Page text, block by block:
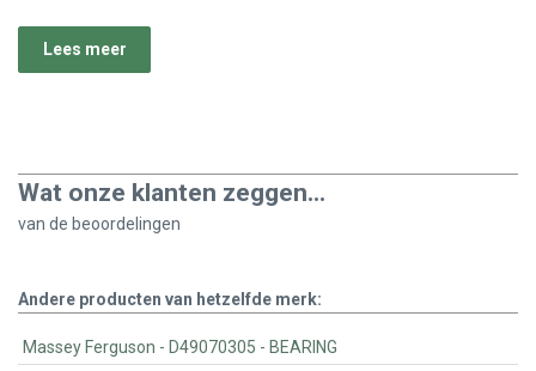
Lees meer
Wat onze klanten zeggen...
van de beoordelingen
Andere producten van hetzelfde merk:
Massey Ferguson - D49070305 - BEARING